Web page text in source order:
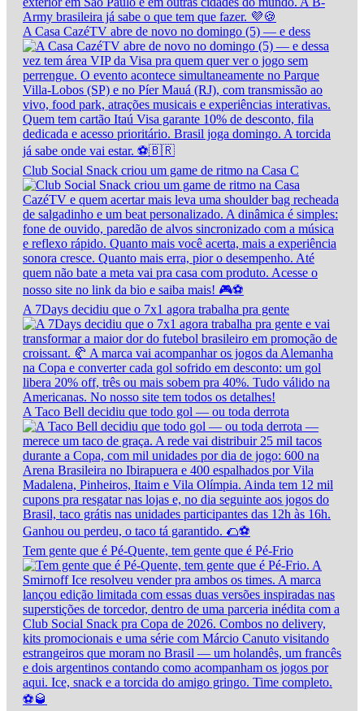
A Casa CazéTV abre de novo no domingo (5) — e dess
Club Social Snack criou um game de ritmo na Casa C
A 7Days decidiu que o 7x1 agora trabalha pra gente
A Taco Bell decidiu que todo gol — ou toda derrota
Tem gente que é Pé-Quente, tem gente que é Pé-Frio